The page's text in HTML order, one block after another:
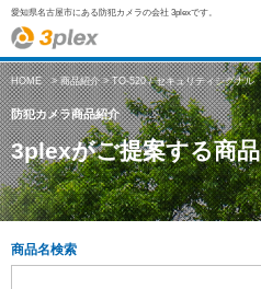
愛知県名古屋市にある防犯カメラの会社 3plexです。
HOME>商品紹介> TO-520 / セキュリティシグナル
防犯カメラ商品紹介
3plexがご提案する商
商品名検索